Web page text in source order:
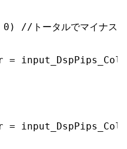
0 )
//トータルでマイナス
=
=